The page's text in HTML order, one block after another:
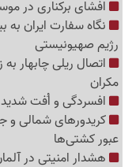
افشای برکناری در
نگاه سفارت ایران به
رژیم صهیونیستی
اتصال ریلی چابهار
مکران
افسردگی و اُفت شدید
کریدورهای شمالی و
عبور کشتی‌ها
هشدار امنیتی در